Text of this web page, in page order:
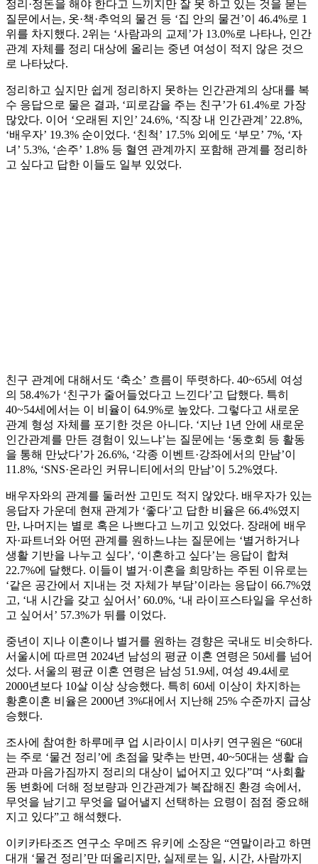
정리·정돈을 해야 한다고 느끼지만 잘 못 하고 있는 것을 묻는
질문에서는, 옷·책·추억의 물건 등 ‘집 안의 물건’이 46.4%로 1
위를 차지했다. 2위는 ‘사람과의 교제’가 13.0%로 나타나, 인간
관계 자체를 정리 대상에 올리는 중년 여성이 적지 않은 것으
로 나타났다.
정리하고 싶지만 쉽게 정리하지 못하는 인간관계의 상대를 복
수 응답으로 물은 결과, ‘피로감을 주는 친구’가 61.4%로 가장
많았다. 이어 ‘오래된 지인’ 24.6%, ‘직장 내 인간관계’ 22.8%,
‘배우자’ 19.3% 순이었다. ‘친척’ 17.5% 외에도 ‘부모’ 7%, ‘자
녀’ 5.3%, ‘손주’ 1.8% 등 혈연 관계까지 포함해 관계를 정리하
고 싶다고 답한 이들도 일부 있었다.
친구 관계에 대해서도 ‘축소’ 흐름이 뚜렷하다. 40~65세 여성
의 58.4%가 ‘친구가 줄어들었다고 느낀다’고 답했다. 특히
40~54세에서는 이 비율이 64.9%로 높았다. 그렇다고 새로운
관계 형성 자체를 포기한 것은 아니다. ‘지난 1년 안에 새로운
인간관계를 만든 경험이 있느냐’는 질문에는 ‘동호회 등 활동
을 통해 만났다’가 26.6%, ‘각종 이벤트·강좌에서의 만남’이
11.8%, ‘SNS·온라인 커뮤니티에서의 만남’이 5.2%였다.
배우자와의 관계를 둘러싼 고민도 적지 않았다. 배우자가 있는
응답자 가운데 현재 관계가 ‘좋다’고 답한 비율은 66.4%였지
만, 나머지는 별로 혹은 나쁘다고 느끼고 있었다. 장래에 배우
자·파트너와 어떤 관계를 원하느냐는 질문에는 ‘별거하거나
생활 기반을 나누고 싶다’, ‘이혼하고 싶다’는 응답이 합쳐
22.7%에 달했다. 이들이 별거·이혼을 희망하는 주된 이유로는
‘같은 공간에서 지내는 것 자체가 부담’이라는 응답이 66.7%였
고, ‘내 시간을 갖고 싶어서’ 60.0%, ‘내 라이프스타일을 우선하
고 싶어서’ 57.3%가 뒤를 이었다.
중년이 지나 이혼이나 별거를 원하는 경향은 국내도 비슷하다.
서울시에 따르면 2024년 남성의 평균 이혼 연령은 50세를 넘어
섰다. 서울의 평균 이혼 연령은 남성 51.9세, 여성 49.4세로
2000년보다 10살 이상 상승했다. 특히 60세 이상이 차지하는
황혼이혼 비율은 2000년 3%대에서 지난해 25% 수준까지 급상
승했다.
조사에 참여한 하루메쿠 업 시라이시 미사키 연구원은 “60대
는 주로 ‘물건 정리’에 초점을 맞추는 반면, 40~50대는 생활 습
관과 마음가짐까지 정리의 대상이 넓어지고 있다”며 “사회활
동 변화에 더해 정보량과 인간관계가 복잡해진 환경 속에서,
무엇을 남기고 무엇을 덜어낼지 선택하는 요령이 점점 중요해
지고 있다”고 해석했다.
이키카타조즈 연구소 우메즈 유키에 소장은 “연말이라고 하면
대개 ‘물건 정리’만 떠올리지만, 실제로는 일, 시간, 사람까지